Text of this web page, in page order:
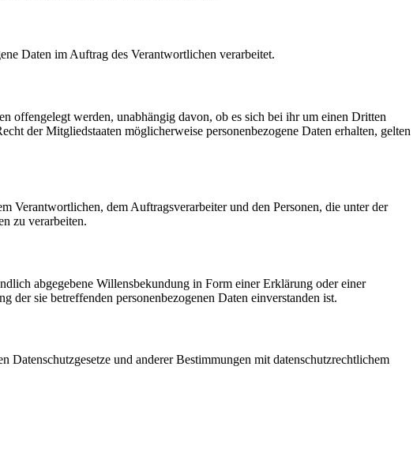
Daten im Auftrag des Verantwortlichen verarbeitet.
offengelegt werden, unabhängig davon, ob es sich bei ihr um einen Dritten
der Mitgliedstaaten möglicherweise personenbezogene Daten erhalten, gelten
Verantwortlichen, dem Auftragsverarbeiter und den Personen, die unter der
zu verarbeiten.
abgegebene Willensbekundung in Form einer Erklärung oder einer
der sie betreffenden personenbezogenen Daten einverstanden ist.
und anderer Bestimmungen mit datenschutzrechtlichem